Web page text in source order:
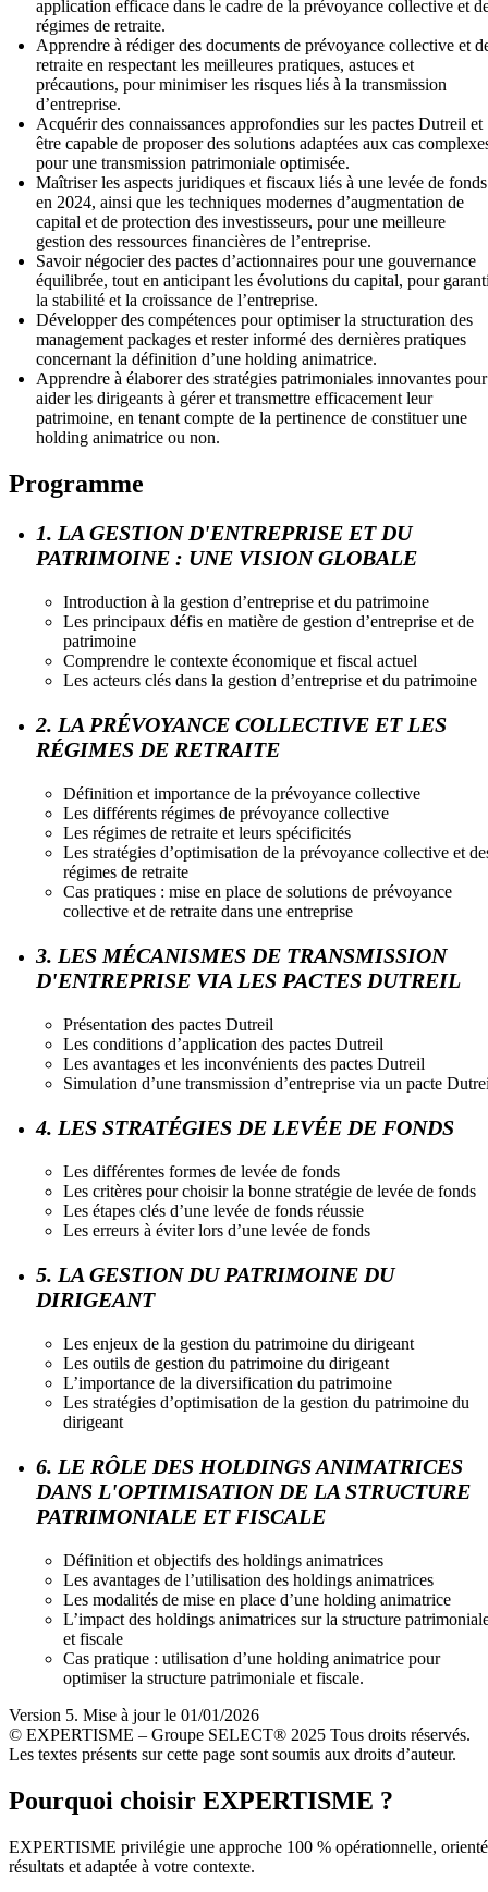
application efficace dans le cadre de la prévoyance collective et
régimes de retraite.
Apprendre à rédiger des documents de prévoyance collective et
retraite en respectant les meilleures pratiques, astuces et
précautions, pour minimiser les risques liés à la transmission
d’entreprise.
Acquérir des connaissances approfondies sur les pactes Dutreil et
être capable de proposer des solutions adaptées aux cas
pour une transmission patrimoniale optimisée.
Maîtriser les aspects juridiques et fiscaux liés à une levée de fonds
en 2024, ainsi que les techniques modernes d’augmentation de
capital et de protection des investisseurs, pour une meilleure
gestion des ressources financières de l’entreprise.
Savoir négocier des pactes d’actionnaires pour une gouvernance
équilibrée, tout en anticipant les évolutions du capital, pour
la stabilité et la croissance de l’entreprise.
Développer des compétences pour optimiser la structuration des
management packages et rester informé des dernières pratiques
concernant la définition d’une holding animatrice.
Apprendre à élaborer des stratégies patrimoniales innovantes pour
aider les dirigeants à gérer et transmettre efficacement leur
patrimoine, en tenant compte de la pertinence de constituer une
holding animatrice ou non.
Programme
1. LA GESTION D'ENTREPRISE ET DU
PATRIMOINE : UNE VISION GLOBALE
Introduction à la gestion d’entreprise et du patrimoine
Les principaux défis en matière de gestion d’entreprise et de
patrimoine
Comprendre le contexte économique et fiscal actuel
Les acteurs clés dans la gestion d’entreprise et du patrimoine
2. LA PRÉVOYANCE COLLECTIVE ET LES
RÉGIMES DE RETRAITE
Définition et importance de la prévoyance collective
Les différents régimes de prévoyance collective
Les régimes de retraite et leurs spécificités
Les stratégies d’optimisation de la prévoyance collective et
régimes de retraite
Cas pratiques : mise en place de solutions de prévoyance
collective et de retraite dans une entreprise
3. LES MÉCANISMES DE TRANSMISSION
D'ENTREPRISE VIA LES PACTES DUTREIL
Présentation des pactes Dutreil
Les conditions d’application des pactes Dutreil
Les avantages et les inconvénients des pactes Dutreil
Simulation d’une transmission d’entreprise via un pacte
4. LES STRATÉGIES DE LEVÉE DE FONDS
Les différentes formes de levée de fonds
Les critères pour choisir la bonne stratégie de levée de fonds
Les étapes clés d’une levée de fonds réussie
Les erreurs à éviter lors d’une levée de fonds
5. LA GESTION DU PATRIMOINE DU
DIRIGEANT
Les enjeux de la gestion du patrimoine du dirigeant
Les outils de gestion du patrimoine du dirigeant
L’importance de la diversification du patrimoine
Les stratégies d’optimisation de la gestion du patrimoine du
dirigeant
6. LE RÔLE DES HOLDINGS ANIMATRICES
DANS L'OPTIMISATION DE LA STRUCTURE
PATRIMONIALE ET FISCALE
Définition et objectifs des holdings animatrices
Les avantages de l’utilisation des holdings animatrices
Les modalités de mise en place d’une holding animatrice
L’impact des holdings animatrices sur la structure
et fiscale
Cas pratique : utilisation d’une holding animatrice pour
optimiser la structure patrimoniale et fiscale.
Version 5. Mise à jour le 01/01/2026
© EXPERTISME – Groupe SELECT® 2025 Tous droits réservés.
Les textes présents sur cette page sont soumis aux droits d’auteur.
Pourquoi choisir EXPERTISME ?
EXPERTISME privilégie une approche 100 % opérationnelle,
résultats et adaptée à votre contexte.